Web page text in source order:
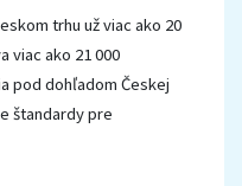
trhu už viac ako 20
viac ako 21 000
pod dohľadom Českej
štandardy pre